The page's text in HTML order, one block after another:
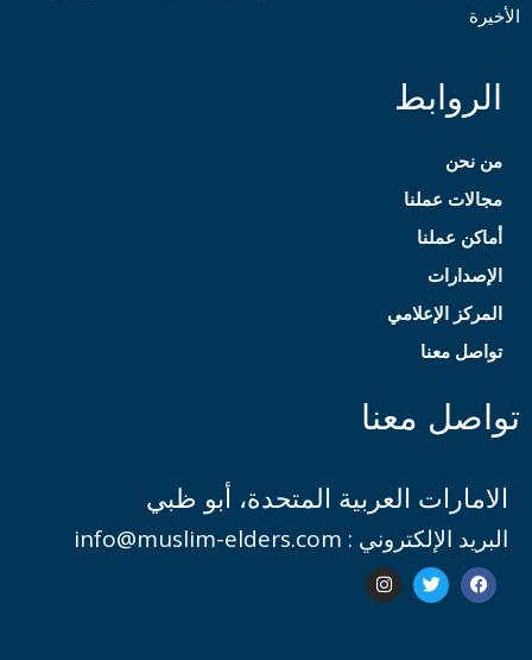
الأخيرة
الروابط
من نحن
مجالات عملنا
أماكن عملنا
الإصدارات
المركز الإعلامي
تواصل معنا
تواصل معنا
الامارات العربية المتحدة، أبو ظبي
البريد الإلكتروني : info@muslim-elders.com